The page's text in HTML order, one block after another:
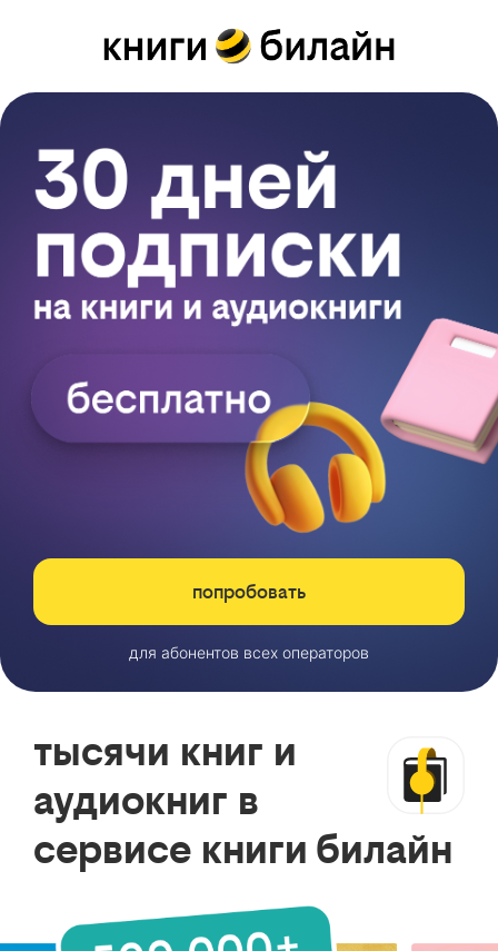
попробовать
для абонентов всех операторов
тысячи книг и
аудиокниг в
сервисе книги билайн